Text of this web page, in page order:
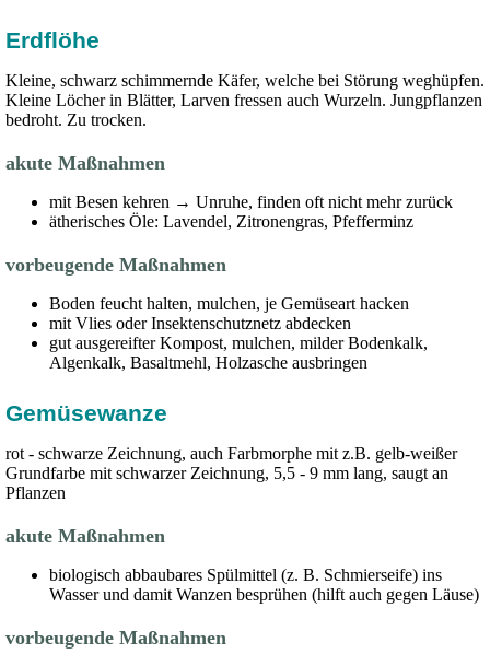
Erdflöhe
Kleine, schwarz schimmernde Käfer, welche bei Störung weghüpfen.
Kleine Löcher in Blätter, Larven fressen auch Wurzeln. Jungpflanzen
bedroht. Zu trocken.
akute Maßnahmen
mit Besen kehren → Unruhe, finden oft nicht mehr zurück
ätherisches Öle: Lavendel, Zitronengras, Pfefferminz
vorbeugende Maßnahmen
Boden feucht halten, mulchen, je Gemüseart hacken
mit Vlies oder Insektenschutznetz abdecken
gut ausgereifter Kompost, mulchen, milder Bodenkalk,
Algenkalk, Basaltmehl, Holzasche ausbringen
Gemüsewanze
rot - schwarze Zeichnung, auch Farbmorphe mit z.B. gelb-weißer
Grundfarbe mit schwarzer Zeichnung, 5,5 - 9 mm lang, saugt an
Pflanzen
akute Maßnahmen
biologisch abbaubares Spülmittel (z. B. Schmierseife) ins
Wasser und damit Wanzen besprühen (hilft auch gegen Läuse)
vorbeugende Maßnahmen